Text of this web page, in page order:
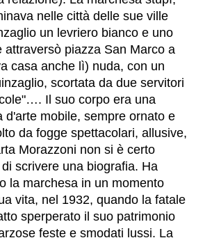
nelle città delle sue ville
un levriero bianco e uno
attraversò piazza San Marco a
casa anche lì) nuda, con un
scortata da due servitori
Il suo corpo era una
d'arte mobile, sempre ornato e
da fogge spettacolari, allusive,
Morazzoni non si è certo
scrivere una biografia. Ha
la marchesa in un momento
vita, nel 1932, quando la fatale
sperperato il suo patrimonio
feste e smodati lussi. La